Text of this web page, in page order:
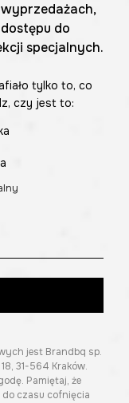
do
specjalnych.
tylko to, co
czy jest to:
jest Brandbq sp.
31-564 Kraków.
Pamiętaj, że
czasu cofnięcia